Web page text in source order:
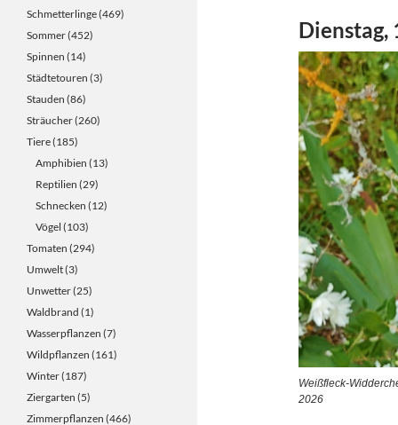
Dienstag,
Weißfleck-
2026
Schmetterlinge(469)
Sommer(452)
Spinnen (14)
Städtetouren (3)
Stauden (86)
Sträucher(260)
Tiere(185)
Amphibien (13)
Reptilien (29)
Schnecken (12)
Vögel (103)
Tomaten (294)
Umwelt(3)
Unwetter(25)
Waldbrand (1)
Wasserpflanzen (7)
Wildpflanzen (161)
Winter(187)
Ziergarten (5)
Zimmerpflanzen (466)